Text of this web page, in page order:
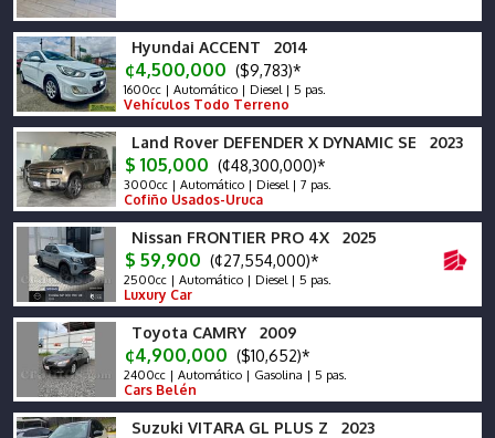
Hyundai ACCENT 2014
¢4,500,000 ($9,783)*
1600cc | Automático | Diesel | 5 pas.
Vehículos Todo Terreno
Land Rover DEFENDER X DYNAMIC SE 2023
$ 105,000 (¢48,300,000)*
3000cc | Automático | Diesel | 7 pas.
Cofiño Usados-Uruca
Nissan FRONTIER PRO 4X 2025
$ 59,900 (¢27,554,000)*
2500cc | Automático | Diesel | 5 pas.
Luxury Car
Toyota CAMRY 2009
¢4,900,000 ($10,652)*
2400cc | Automático | Gasolina | 5 pas.
Cars Belén
Suzuki VITARA GL PLUS Z 2023